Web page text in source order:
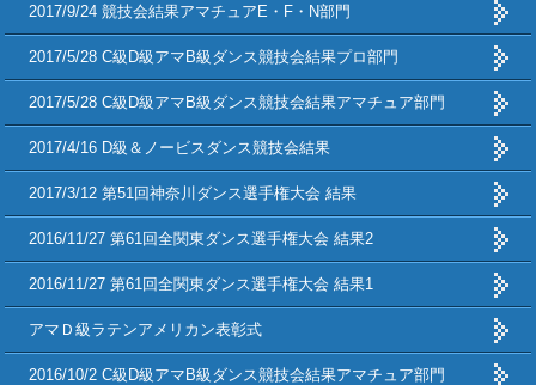
2017/9/24 競技会結果アマチュアE・F・N部門
2017/5/28 C級D級アマB級ダンス競技会結果プロ部門
2017/5/28 C級D級アマB級ダンス競技会結果アマチュア部門
2017/4/16 D級＆ノービスダンス競技会結果
2017/3/12 第51回神奈川ダンス選手権大会 結果
2016/11/27 第61回全関東ダンス選手権大会 結果2
2016/11/27 第61回全関東ダンス選手権大会 結果1
アマＤ級ラテンアメリカン表彰式
2016/10/2 C級D級アマB級ダンス競技会結果アマチュア部門